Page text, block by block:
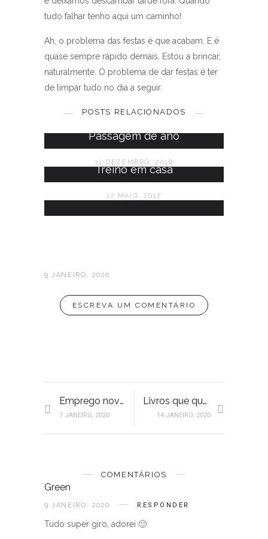
tudo falhar tenho aqui um caminho!
Ah, o problema das festas é que acabam. E é
quase sempre rápido demais, Estou a brincar,
naturalmente. O problema de dar festas é ter
de limpar tudo no dia a seguir.
POSTS RELACIONADOS
Passagem de ano
31 DEZEMBRO, 2016
Treino em casa
12 MAIO, 2017
9 JANEIRO, 2020
ESCREVA UM COMENTÁRIO
Emprego novo – primeiras impressões| “Série mudar de emprego” – parte 5
7 JANEIRO, 2020
Livros que quero ler | Desafio 1+3
14 JANEIRO, 2020
COMENTÁRIOS
Green
9 JANEIRO, 2020 RESPONDER
Tudo super giro, adorei 🙂